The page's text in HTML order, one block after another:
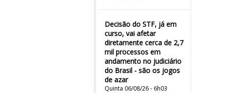
Decisão do STF, já em
curso, vai afetar
diretamente cerca de 2,7
mil processos em
andamento no judiciário
do Brasil - são os jogos
de azar
Quinta 06/08/26 - 6h03